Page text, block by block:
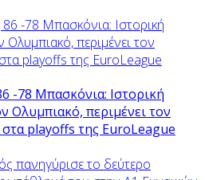
-78 Μπασκόνια: Ιστορική
Ολυμπιακό, περιμένει τον
playoffs της EuroLeague